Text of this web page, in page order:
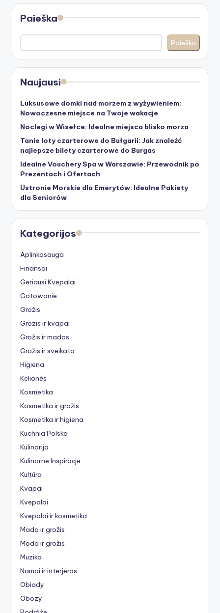
Paieška
Paieška
Naujausi
Luksusowe domki nad morzem z wyżywieniem:
Nowoczesne miejsce na Twoje wakacje
Noclegi w Wisełce: Idealne miejsca blisko morza
Tanie loty czarterowe do Bułgarii: Jak znaleźć
najlepsze bilety czarterowe do Burgas
Idealne Vouchery Spa w Warszawie: Przewodnik po
Prezentach i Ofertach
Ustronie Morskie dla Emerytów: Idealne Pakiety
dla Seniorów
Kategorijos
Aplinkosauga
Finansai
Geriausi Kvepalai
Gotowanie
Grožis
Grozis ir kvapai
Grožis ir mados
Grožis ir sveikata
Higiena
Kelionės
Kosmetika
Kosmetika ir grožis
Kosmetika ir higiena
Kuchnia Polska
Kulinarija
Kulinarne Inspiracje
Kultūra
Kvapai
Kvepalai
Kvepalai ir kosmetika
Mada ir grožis
Moda ir grožis
Muzika
Namai ir interjeras
Obiady
Obozy